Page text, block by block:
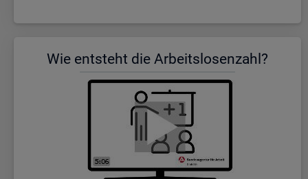
Wie ent­steht die Ar­beits­lo­sen­zahl?